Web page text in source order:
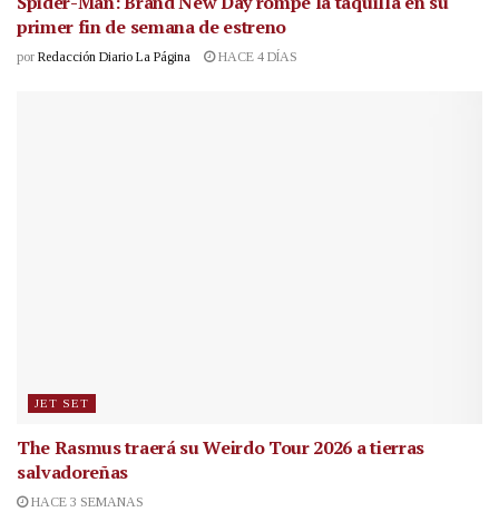
primer fin de semana de estreno
por Redacción Diario La Página HACE 4 DÍAS
JET SET
The Rasmus traerá su Weirdo Tour 2026 a tierras
salvadoreñas
HACE 3 SEMANAS